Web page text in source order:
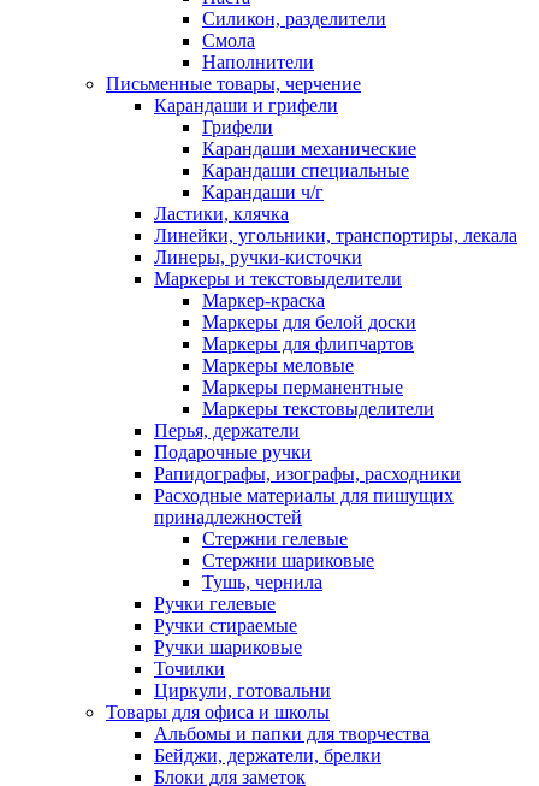
Силикон, разделители
Смола
Наполнители
Письменные товары, черчение
Карандаши и грифели
Грифели
Карандаши механические
Карандаши специальные
Карандаши ч/г
Ластики, клячка
Линейки, угольники, транспортиры, лекала
Линеры, ручки-кисточки
Маркеры и текстовыделители
Маркер-краска
Маркеры для белой доски
Маркеры для флипчартов
Маркеры меловые
Маркеры перманентные
Маркеры текстовыделители
Перья, держатели
Подарочные ручки
Рапидографы, изографы, расходники
Расходные материалы для пишущих
принадлежностей
Стержни гелевые
Стержни шариковые
Тушь, чернила
Ручки гелевые
Ручки стираемые
Ручки шариковые
Точилки
Циркули, готовальни
Товары для офиса и школы
Альбомы и папки для творчества
Бейджи, держатели, брелки
Блоки для заметок